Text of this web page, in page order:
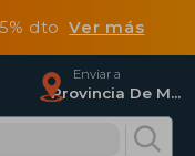
5% dtoVer más
Enviar a
Provincia De Madrid